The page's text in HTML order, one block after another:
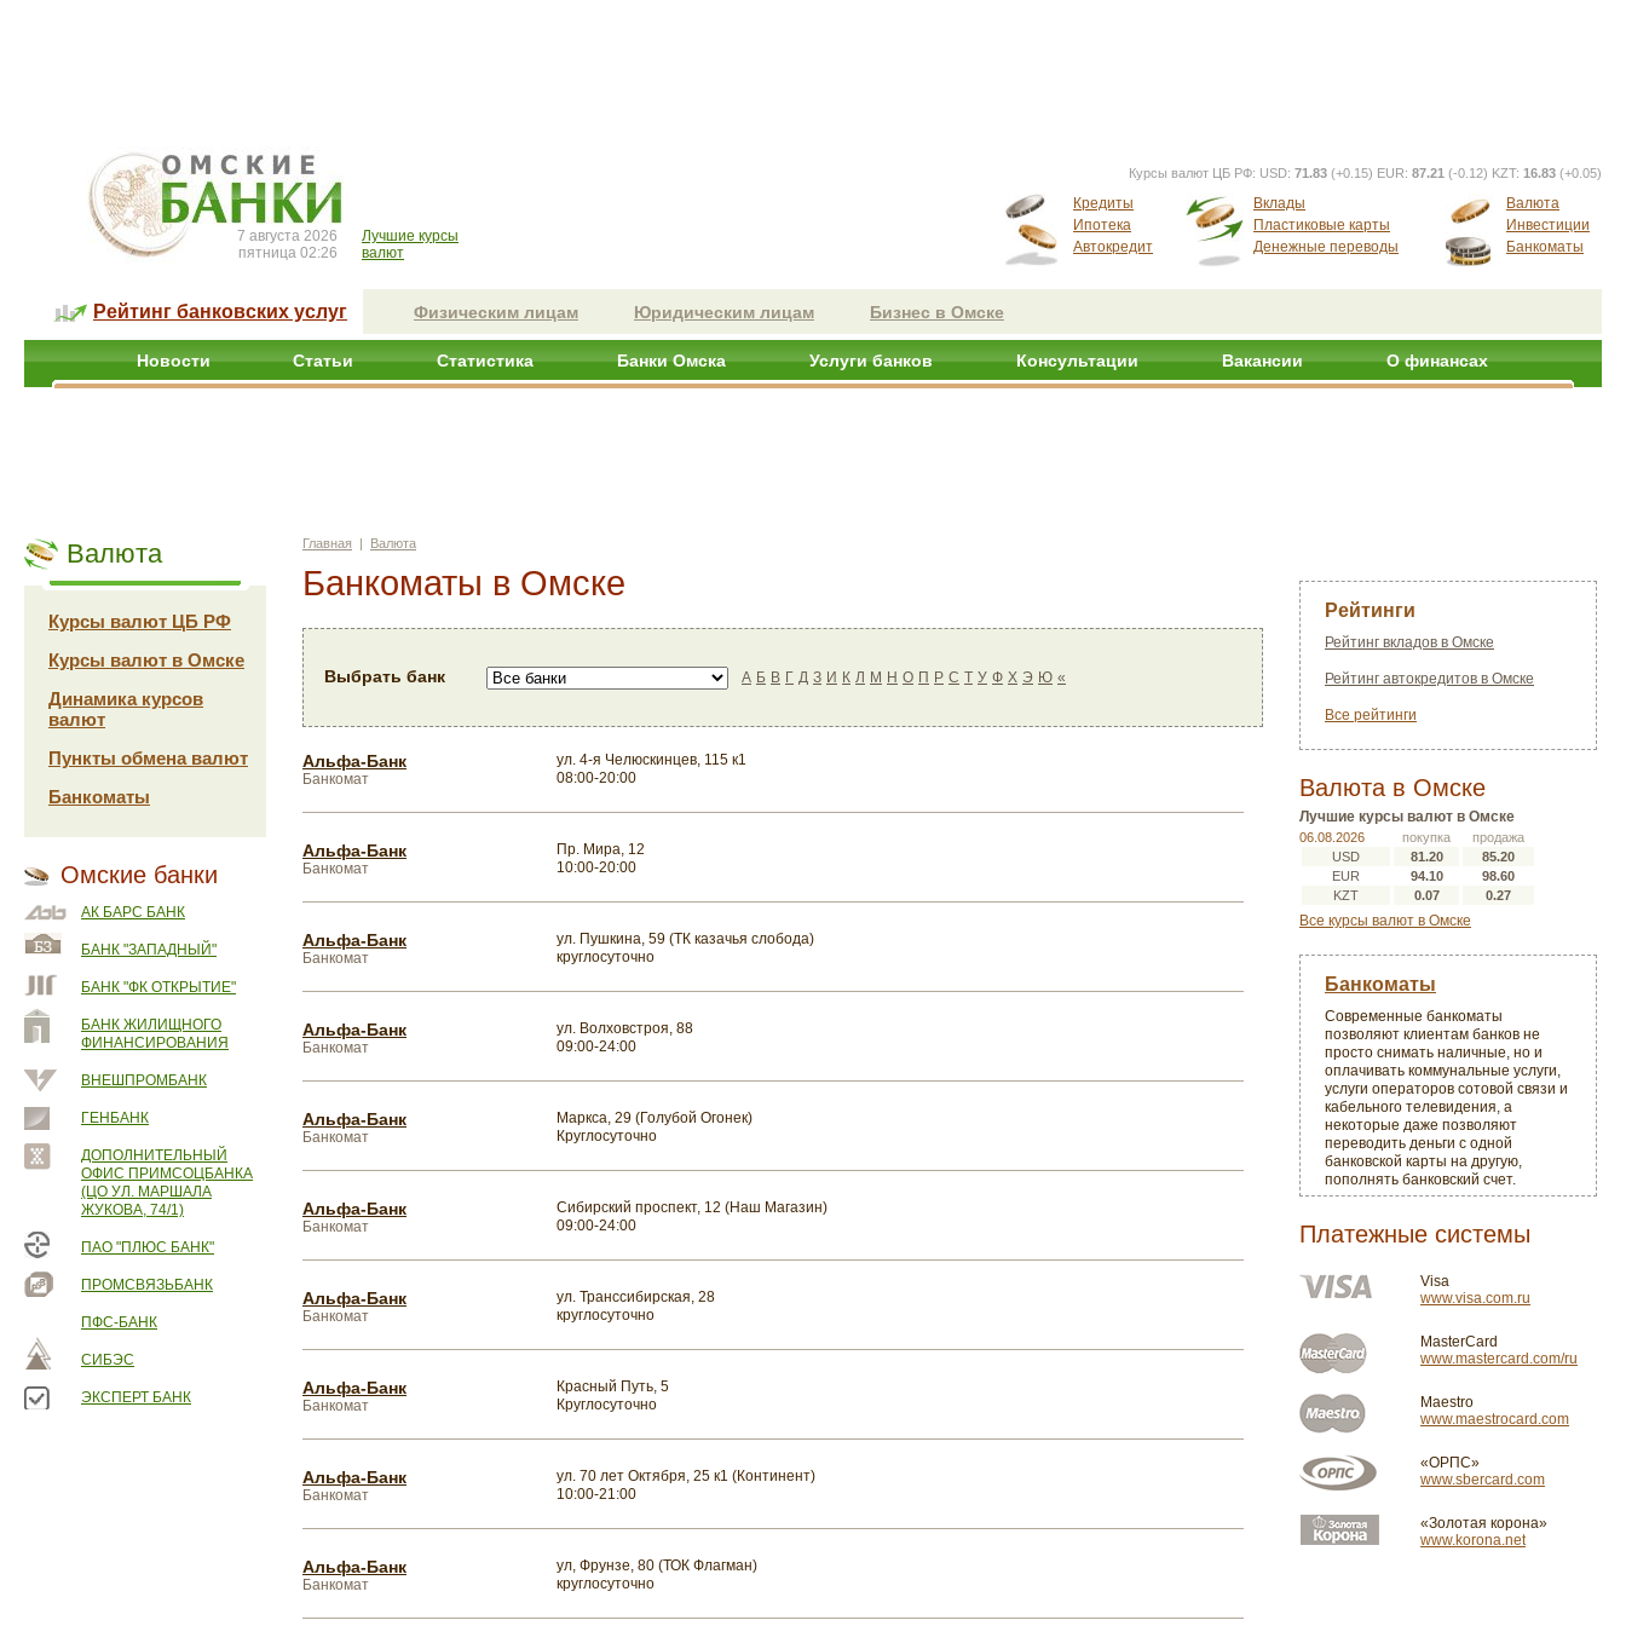
7 августа 2026
пятница 02:26
Лучшие курсы
валют
Курсы валют ЦБ РФ: USD: 71.83 (+0.15) EUR: 87.21 (-0.12) KZT: 16.83 (+0.05)
Кредиты
Ипотека
Автокредит
Вклады
Пластиковые карты
Денежные переводы
Валюта
Инвестиции
Банкоматы
Рейтинг банковских услуг Физическим лицам Юридическим лицам Бизнес в Омске
Новости Статьи Статистика Банки Омска Услуги банков Консультации Вакансии О финансах
Валюта
Курсы валют ЦБ РФ
Курсы валют в Омске
Динамика курсов
валют
Пункты обмена валют
Банкоматы
Омские банки
АК БАРС БАНК
БАНК "ЗАПАДНЫЙ"
БАНК "ФК ОТКРЫТИЕ"
БАНК ЖИЛИЩНОГО
ФИНАНСИРОВАНИЯ
ВНЕШПРОМБАНК
ГЕНБАНК
ДОПОЛНИТЕЛЬНЫЙ
ОФИС ПРИМСОЦБАНКА
(ЦО УЛ. МАРШАЛА
ЖУКОВА, 74/1)
ПАО "ПЛЮС БАНК"
ПРОМСВЯЗЬБАНК
ПФС-БАНК
СИБЭС
ЭКСПЕРТ БАНК
Главная | Валюта
Банкоматы в Омске
Выбрать банк А Б В Г Д З И К Л М Н О П Р С Т У Ф Х Э Ю «
Альфа-Банк
Банкомат
ул. 4-я Челюскинцев, 115 к1
08:00-20:00
Альфа-Банк
Банкомат
Пр. Мира, 12
10:00-20:00
Альфа-Банк
Банкомат
ул. Пушкина, 59 (ТК казачья слобода)
круглосуточно
Альфа-Банк
Банкомат
ул. Волховстроя, 88
09:00-24:00
Альфа-Банк
Банкомат
Маркса, 29 (Голубой Огонек)
Круглосуточно
Альфа-Банк
Банкомат
Сибирский проспект, 12 (Наш Магазин)
09:00-24:00
Альфа-Банк
Банкомат
ул. Транссибирская, 28
круглосуточно
Альфа-Банк
Банкомат
Красный Путь, 5
Круглосуточно
Альфа-Банк
Банкомат
ул. 70 лет Октября, 25 к1 (Континент)
10:00-21:00
Альфа-Банк
Банкомат
ул, Фрунзе, 80 (ТОК Флагман)
круглосуточно
Рейтинги
Рейтинг вкладов в Омске
Рейтинг автокредитов в Омске
Все рейтинги
Валюта в Омске
Лучшие курсы валют в Омске
06.08.2026 покупка
продажа
USD
81.20
85.20
EUR
94.10
98.60
KZT
0.07 0.27
Все курсы валют в Омске
Банкоматы
Современные банкоматы
позволяют клиентам банков не
просто снимать наличные, но и
оплачивать коммунальные услуги,
услуги операторов сотовой связи и
кабельного телевидения, а
некоторые даже позволяют
переводить деньги с одной
банковской карты на другую,
пополнять банковский счет.
Платежные системы
Visa
www.visa.com.ru
MasterCard
www.mastercard.com/ru
Maestro
www.maestrocard.com
«ОРПС»
www.sbercard.com
«Золотая корона»
www.korona.net